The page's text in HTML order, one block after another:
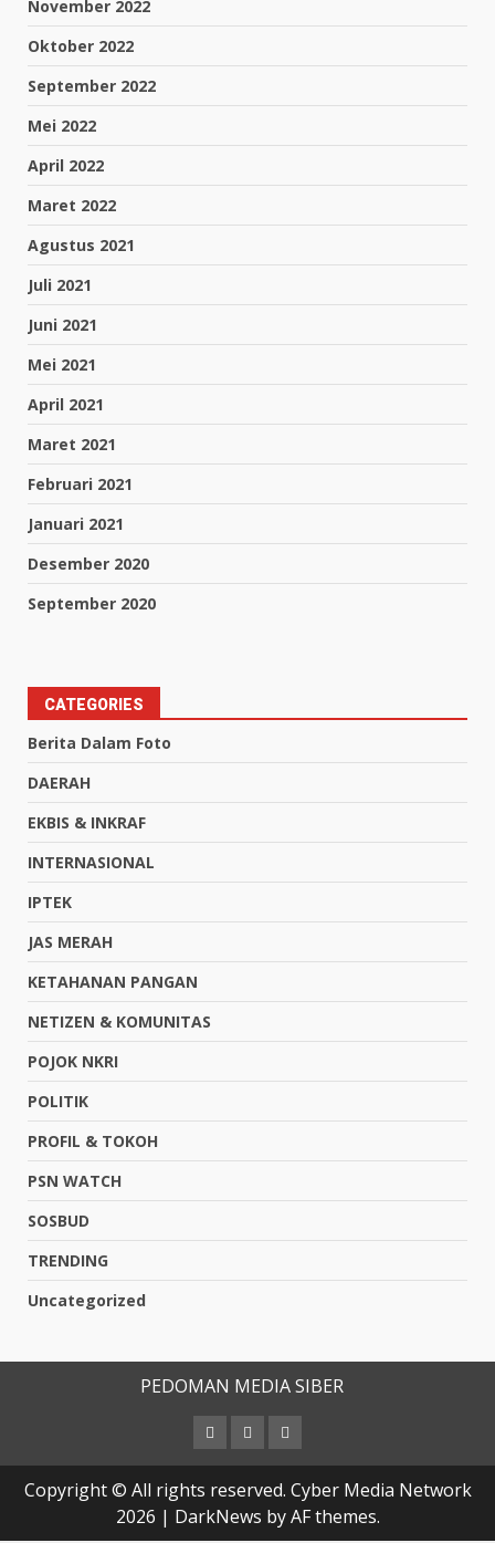
November 2022
Oktober 2022
September 2022
Mei 2022
April 2022
Maret 2022
Agustus 2021
Juli 2021
Juni 2021
Mei 2021
April 2021
Maret 2021
Februari 2021
Januari 2021
Desember 2020
September 2020
CATEGORIES
Berita Dalam Foto
DAERAH
EKBIS & INKRAF
INTERNASIONAL
IPTEK
JAS MERAH
KETAHANAN PANGAN
NETIZEN & KOMUNITAS
POJOK NKRI
POLITIK
PROFIL & TOKOH
PSN WATCH
SOSBUD
TRENDING
Uncategorized
PEDOMAN MEDIA SIBER
Copyright © All rights reserved. Cyber Media Network
2026 | DarkNews by AF themes.